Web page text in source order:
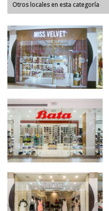
Otros locales en esta categoría